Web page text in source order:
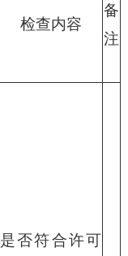
检查内容
备
注
是否符合许可